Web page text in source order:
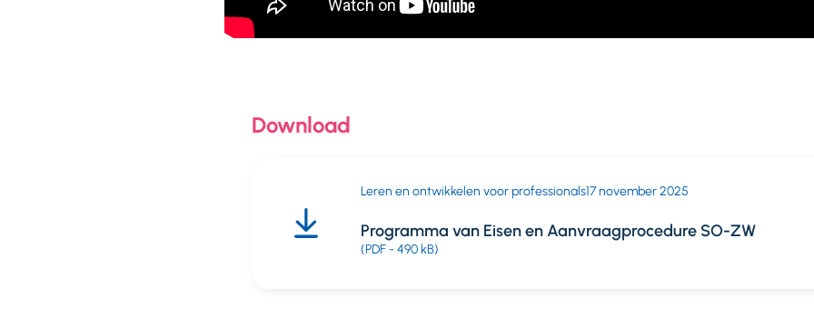
Download
Programma van Eisen en Aanvraagprocedure SO-ZW
(PDF - 490 kB)
Leren en ontwikkelen voor professionals17 november 2025